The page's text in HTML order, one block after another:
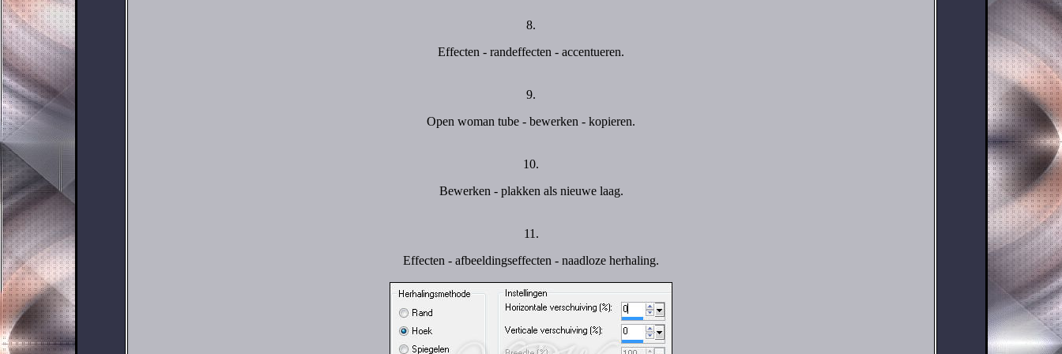
8.
Effecten - randeffecten - accentueren.
9.
Open woman tube - bewerken - kopieren.
10.
Bewerken - plakken als nieuwe laag.
11.
Effecten - afbeeldingseffecten - naadloze herhaling.